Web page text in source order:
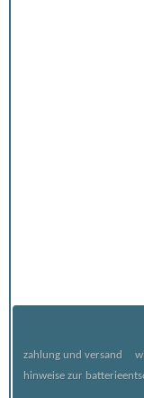
zahlung und versand
hinweise zur